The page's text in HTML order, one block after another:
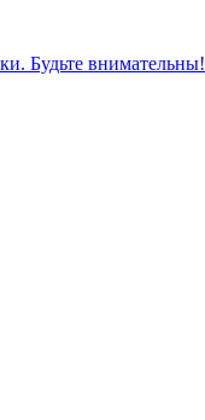
Будьте внимательны!